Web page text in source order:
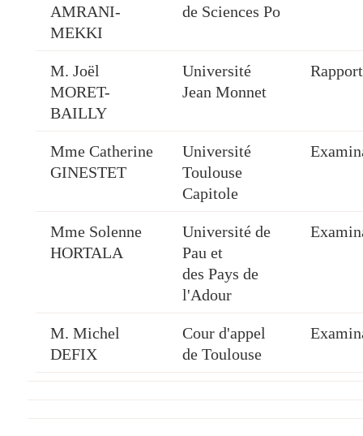
AMRANI-
MEKKI
de Sciences Po
M. Joël
MORET-
BAILLY
Université
Jean Monnet
Mme Catherine
GINESTET
Université
Toulouse
Capitole
Mme Solenne
HORTALA
Université de
Pau et
des Pays de
l'Adour
M. Michel
DEFIX
Cour d'appel
de Toulouse